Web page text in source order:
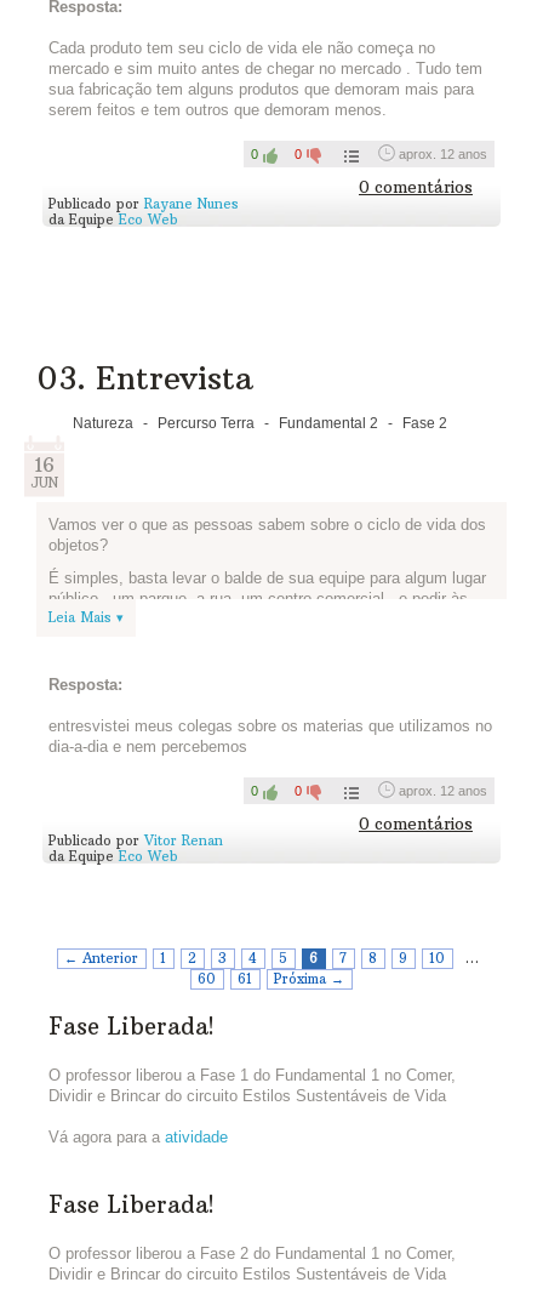
e buscar em sites e livros ou perguntando para seus
professores, como funciona o ciclo de vida dos produtos que
escolheram na atividade anterior - incluindo o balde!
tipo de recurso natural foi utilizado para produzir este produto?
produto tem características mais sustentáveis? Como é a
embalagem para transportar e comercializar este produto? Do
que a embalagem é feita? Este produto tem uma vida útil
produto - pode ser texto, desenho, história em quadrinhos, foto
- e publiquem aqui:
Resposta:
Cada produto tem seu ciclo de vida ele não começa no
mercado e sim muito antes de chegar no mercado . Tudo tem
sua fabricação tem alguns produtos que demoram mais para
serem feitos e tem outros que demoram menos.
0 0 aprox. 12 anos
0 comentários
Publicado por Rayane Nunes
da Equipe Eco Web
03. Entrevista
Natureza - Percurso Terra - Fundamental 2 - Fase 2
16
JUN
Vamos ver o que as pessoas sabem sobre o ciclo de vida dos
objetos?
É simples, basta levar o balde de sua equipe para algum lugar
público - um parque, a rua, um centro comercial - e pedir às
pessoas que estiverem ali para escolher um dos objetos e
especialista na produção de um dos objetos que vocês
Registre as respostas: vale gravar um vídeo ou fazer um texto
Compartilhe conosco sua(s) entrevista(s) publicando no
YouTube e colando o link abaixo(se for vídeo) ou postando
abaixo (se for texto e fotos):
Assista...
Leia Mais ▾
Resposta:
entresvistei meus colegas sobre os materias que utilizamos no
dia-a-dia e nem percebemos
0 0 aprox. 12 anos
0 comentários
Publicado por Vitor Renan
da Equipe Eco Web
← Anterior 1 2 3 4 5 6 7 8 9 10
…
60
61 Próxima →
Fase Liberada!
O professor liberou a Fase 1 do Fundamental 1 no Comer,
Dividir e Brincar do circuito Estilos Sustentáveis de Vida
Vá agora para a atividade
Fase Liberada!
O professor liberou a Fase 2 do Fundamental 1 no Comer,
Dividir e Brincar do circuito Estilos Sustentáveis de Vida